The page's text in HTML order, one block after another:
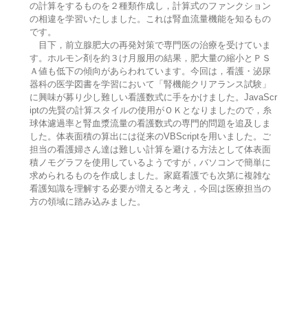
の計算をするものを２種類作成し，計算式のファンクション
の相違を学習いたしました。これは腎血流量機能を知るもの
です。
目下，前立腺肥大の再発対策で専門医の治療を受けていま
す。ホルモン剤を約３け月服用の結果，肥大量の縮小とＰＳ
Ａ値も低下の傾向があらわれています。今回は，看護・泌尿
器科の医学図書を学習において「腎機能クリアランス試験」
に興味が募り少し難しい看護数式に手をかけました。JavaScr
iptの先賢の計算スタイルの使用がＯＫとなりましたので，糸
球体濾過率と腎血漿流量の看護数式の専門的問題を追及しま
した。体表面積の算出には従来のVBScriptを用いました。ご
担当の看護婦さん達は難しい計算を避ける方法として体表面
積ノモグラフを使用しているようですが，バソコンで簡単に
求められるものを作成しました。家庭看護でも次第に複雑な
看護知識を理解する必要が増えると考え，今回は医療担当の
方の領域に踏み込みました。